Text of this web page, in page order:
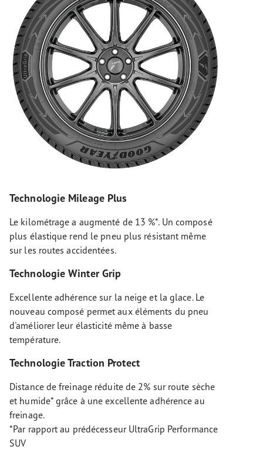
Technologie Mileage Plus
Le kilométrage a augmenté de 13 %*. Un composé
plus élastique rend le pneu plus résistant même
sur les routes accidentées.
Technologie Winter Grip
Excellente adhérence sur la neige et la glace. Le
nouveau composé permet aux éléments du pneu
d'améliorer leur élasticité même à basse
température.
Technologie Traction Protect
Distance de freinage réduite de 2% sur route sèche
et humide* grâce à une excellente adhérence au
freinage.
*Par rapport au prédécesseur UltraGrip Performance
SUV